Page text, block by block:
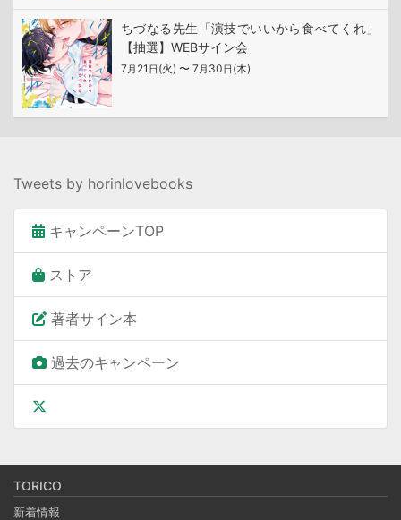
ちづなる先生「演技でいいから食べてくれ」
【抽選】WEBサイン会
7 月 21 日 (火) 〜 7 月 30日 (木)
Tweets by horinlovebooks
キャンペーンTOP
ストア
著者サイン本
過去のキャンペーン
TORICO
新着情報